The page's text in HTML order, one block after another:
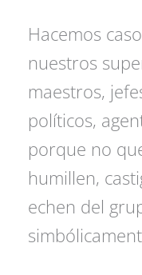
Hacemos
nuestros
maestros,
políticos,
porque no
humillen,
echen del